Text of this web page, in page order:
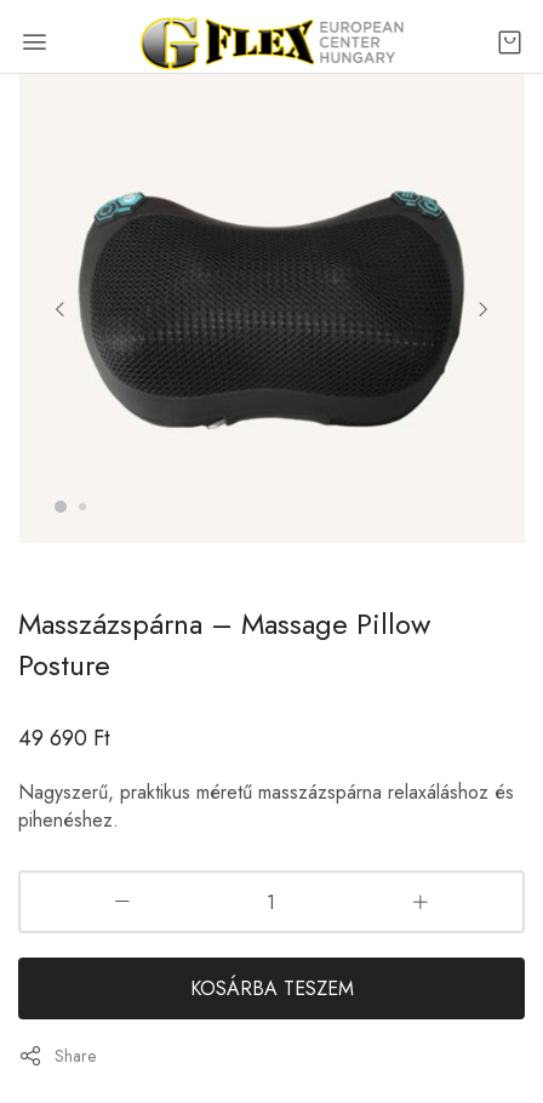
Masszázspárna – Massage Pillow
Posture
49 690 Ft
Nagyszerű, praktikus méretű masszázspárna relaxáláshoz és
pihenéshez.
KOSÁRBA TESZEM
Share